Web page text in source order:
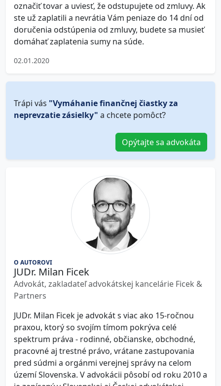
označiť tovar a uviesť, že odstupujete od zmluvy. Ak
ste už zaplatili a nevrátia Vám peniaze do 14 dní od
doručenia odstúpenia od zmluvy, budete sa musieť
domáhať zaplatenia sumy na súde.
02.01.2020
Trápi vás "Vymáhanie finančnej čiastky za
neprevzatie zásielky" a chcete pomôcť?
Opýtajte sa advokáta
O AUTOROVI
JUDr. Milan Ficek
Advokát, zakladateľ advokátskej kancelárie Ficek &
Partners
JUDr. Milan Ficek je advokát s viac ako 15-ročnou
praxou, ktorý so svojím tímom pokrýva celé
spektrum práva - rodinné, občianske, obchodné,
pracovné aj trestné právo, vrátane zastupovania
pred súdmi a orgánmi verejnej správy na celom
území Slovenska. V advokácii pôsobí od roku 2010 a